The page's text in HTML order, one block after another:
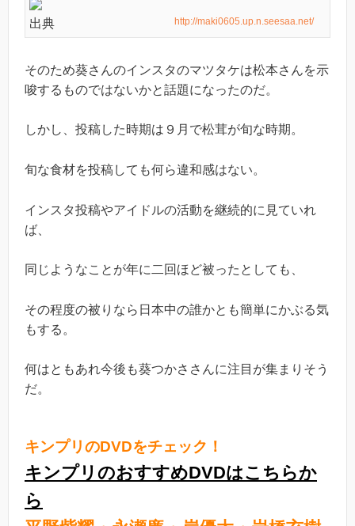
出典 http://maki0605.up.n.seesaa.net/
そのため葵さんのインスタのマツタケは松本さんを示
唆するものではないかと話題になったのだ。
しかし、投稿した時期は９月で松茸が旬な時期。
旬な食材を投稿しても何ら違和感はない。
インスタ投稿やアイドルの活動を継続的に見ていれ
ば、
同じようなことが年に二回ほど被ったとしても、
その程度の被りなら日本中の誰かとも簡単にかぶる気
もする。
何はともあれ今後も葵つかささんに注目が集まりそう
だ。
キンプリのDVDをチェック！
キンプリのおすすめDVDはこちらか
ら